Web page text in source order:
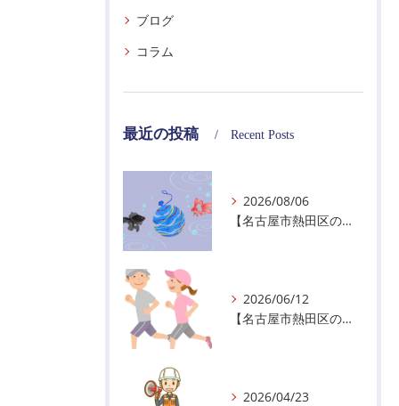
ブログ
コラム
最近の投稿 Recent Posts
2026/08/06
【名古屋市熱田区の警備会社】夏季休業のお知らせ
2026/06/12
【名古屋市熱田区の警備会社】暑熱順化で熱中症対策を！
2026/04/23